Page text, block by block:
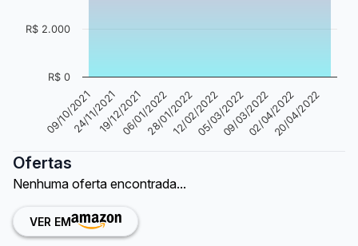
09/10/202124/11/202119/12/202106/01/202228/01/202212/02/202205/03/202209/03/202202/04/202220/04/2022
R$ 0
R$ 2.000
Ofertas
Nenhuma oferta encontrada...
VER EM